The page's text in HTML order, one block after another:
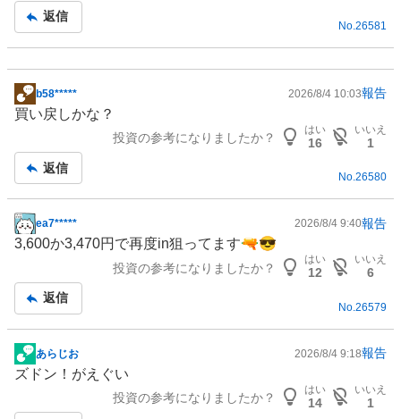
事
返信
No. 26581
掲
示
事
b58***** 2026/8/4 10:03報告
買い戻しかな？
投資の参考になりましたか？
はい
16
いいえ
1
返信
No.26580
掲
示
事
ea7***** 2026/8/4 9:40報告
3,600か3,470円で再度in狙ってます🔫😎
投資の参考になりましたか？
はい
12
いいえ
6
返信
No. 26579
掲
示
あらじお 2026/8/4 9:18報告
ズドン！がえぐい
投資の参考になりましたか？
はい
14
いいえ
1